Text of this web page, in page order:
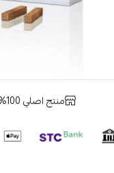
منتج اصلي 100%